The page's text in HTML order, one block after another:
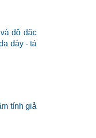
độ đặc
dày - tá
tính giả